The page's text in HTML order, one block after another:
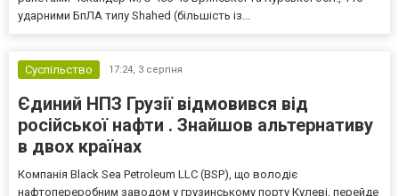
ударними БпЛА типу Shahed (більшість із...
Суспільство 17:24, 3 серпня
Єдиний НПЗ Грузії відмовився від
російської нафти . Знайшов альтернативу
в двох країнах
Компанія Black Sea Petroleum LLC (BSP), що володіє
нафтопереробним заводом у грузинському порту Кулеві, перейде